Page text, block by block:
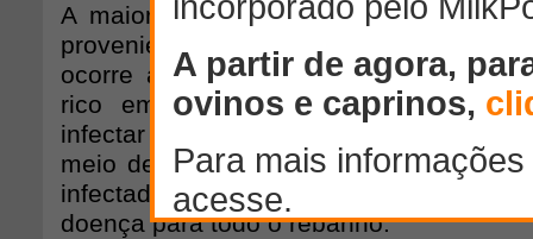
A maior fonte de infecção e
proveniente de abortos e abscessos
ocorre após fistulação. O conteúdo
rico emCorynebacterium
infectar direta, através do contato, ou
meio de água, alimentos e solos
infectado se torna grande fonte de
doença para todo o rebanho.